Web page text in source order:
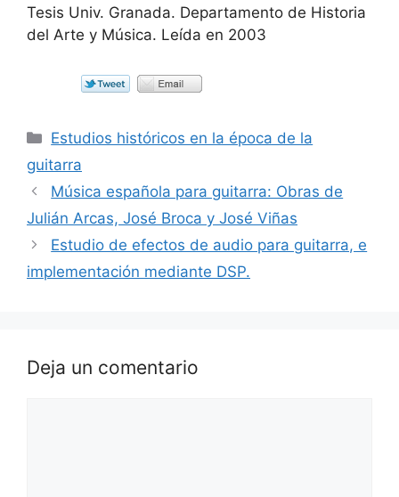
Tesis Univ. Granada. Departamento de Historia
del Arte y Música. Leída en 2003
Categorías
Estudios históricos en la época de la
guitarra
Música española para guitarra: Obras de
Julián Arcas, José Broca y José Viñas
Estudio de efectos de audio para guitarra, e
implementación mediante DSP.
Deja un comentario